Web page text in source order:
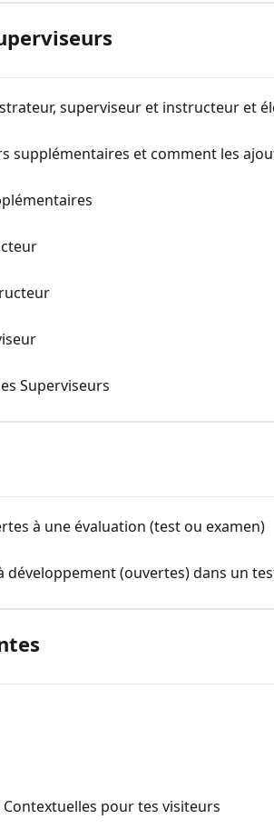
superviseur et instructeur et
supplémentaires et comment les
Superviseurs
à une évaluation (test ou examen)
développement (ouvertes) dans un
pour tes visiteurs